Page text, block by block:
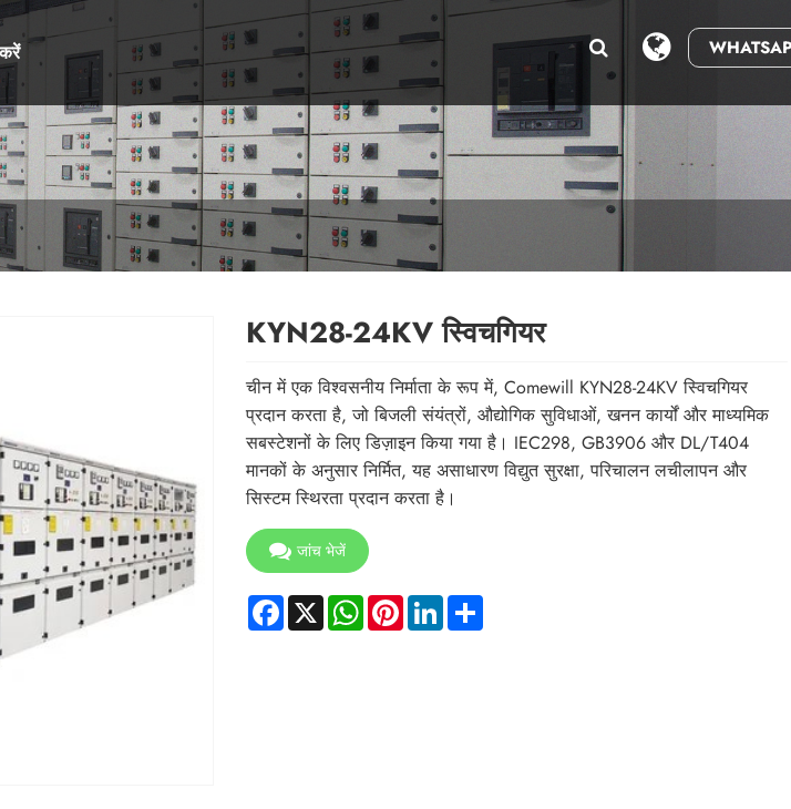
KYN28-24KV स्विचगियर
चीन में एक विश्वसनीय निर्माता के रूप में, Comewill KYN28-24KV स्विचगियर
प्रदान करता है, जो बिजली संयंत्रों, औद्योगिक सुविधाओं, खनन कार्यों और माध्यमिक
सबस्टेशनों के लिए डिज़ाइन किया गया है। IEC298, GB3906 और DL/T404
मानकों के अनुसार निर्मित, यह असाधारण विद्युत सुरक्षा, परिचालन लचीलापन और
सिस्टम स्थिरता प्रदान करता है।
जांच भेजें
Facebook
X WhatsApp
PinterestLinkedInShare